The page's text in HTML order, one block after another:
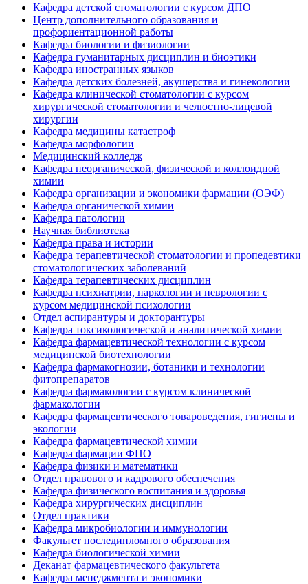
Кафедра детской стоматологии с курсом ДПО
Центр дополнительного образования и
профориентационной работы
Кафедра биологии и физиологии
Кафедра гуманитарных дисциплин и биоэтики
Кафедра иностранных языков
Кафедра детских болезней, акушерства и гинекологии
Кафедра клинической стоматологии с курсом
хирургической стоматологии и челюстно-лицевой
хирургии
Кафедра медицины катастроф
Кафедра морфологии
Медицинский колледж
Кафедра неорганической, физической и коллоидной
химии
Кафедра организации и экономики фармации (ОЭФ)
Кафедра органической химии
Кафедра патологии
Научная библиотека
Кафедра права и истории
Кафедра терапевтической стоматологии и пропедевтики
стоматологических заболеваний
Кафедра терапевтических дисциплин
Кафедра психиатрии, наркологии и неврологии с
курсом медицинской психологии
Отдел аспирантуры и докторантуры
Кафедра токсикологической и аналитической химии
Кафедра фармацевтической технологии с курсом
медицинской биотехнологии
Кафедра фармакогнозии, ботаники и технологии
фитопрепаратов
Кафедра фармакологии с курсом клинической
фармакологии
Кафедра фармацевтического товароведения, гигиены и
экологии
Кафедра фармацевтической химии
Кафедра фармации ФПО
Кафедра физики и математики
Отдел правового и кадрового обеспечения
Кафедра физического воспитания и здоровья
Кафедра хирургических дисциплин
Отдел практики
Кафедра микробиологии и иммунологии
Факультет последипломного образования
Кафедра биологической химии
Деканат фармацевтического факультета
Кафедра менеджмента и экономики